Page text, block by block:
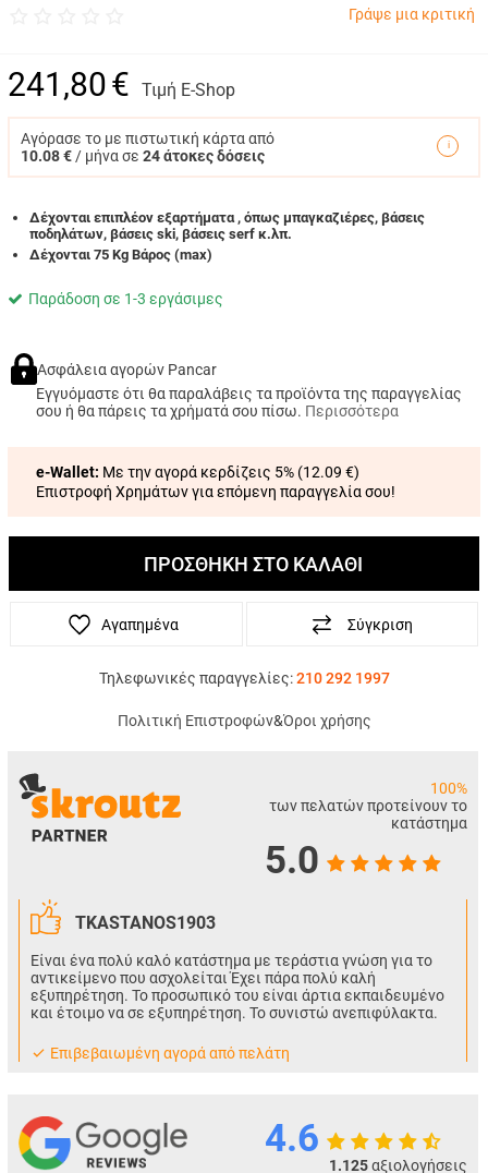
Γράψε μια κριτική
241,80€ Τιμή E-Shop
Αγόρασε το με πιστωτική κάρτα από
10.08 € / μήνα σε 24 άτοκες δόσεις
Δέχονται επιπλέον εξαρτήματα , όπως μπαγκαζιέρες, βάσεις
ποδηλάτων, βάσεις ski, βάσεις serf κ.λπ.
Δέχονται 75 Kg Βάρος (max)
Παράδοση σε 1-3 εργάσιμες
Ασφάλεια αγορών Pancar
Εγγυόμαστε ότι θα παραλάβεις τα προϊόντα της παραγγελίας
σου ή θα πάρεις τα χρήματά σου πίσω. Περισσότερα
e-Wallet: Με την αγορά κερδίζεις 5% (12.09 €)
Επιστροφή Χρημάτων για επόμενη παραγγελία σου!
ΠΡΟΣΘΗΚΗ ΣΤΟ ΚΑΛΑΘΙ
Αγαπημένα Σύγκριση
Τηλεφωνικές παραγγελίες: 210 292 1997
Πολιτική Επιστροφών&Όροι χρήσης
100%
των πελατών προτείνουν το
κατάστημα
5.0
TKASTANOS1903
Είναι ένα πολύ καλό κατάστημα με τεράστια γνώση για το
αντικείμενο που ασχολείται Έχει πάρα πολύ καλή
εξυπηρέτηση. Το προσωπικό του είναι άρτια εκπαιδευμένο
και έτοιμο να σε εξυπηρέτηση. Το συνιστώ ανεπιφύλακτα.
Eπιβεβαιωμένη αγορά από πελάτη
4.6
1.125αξιολογήσεις